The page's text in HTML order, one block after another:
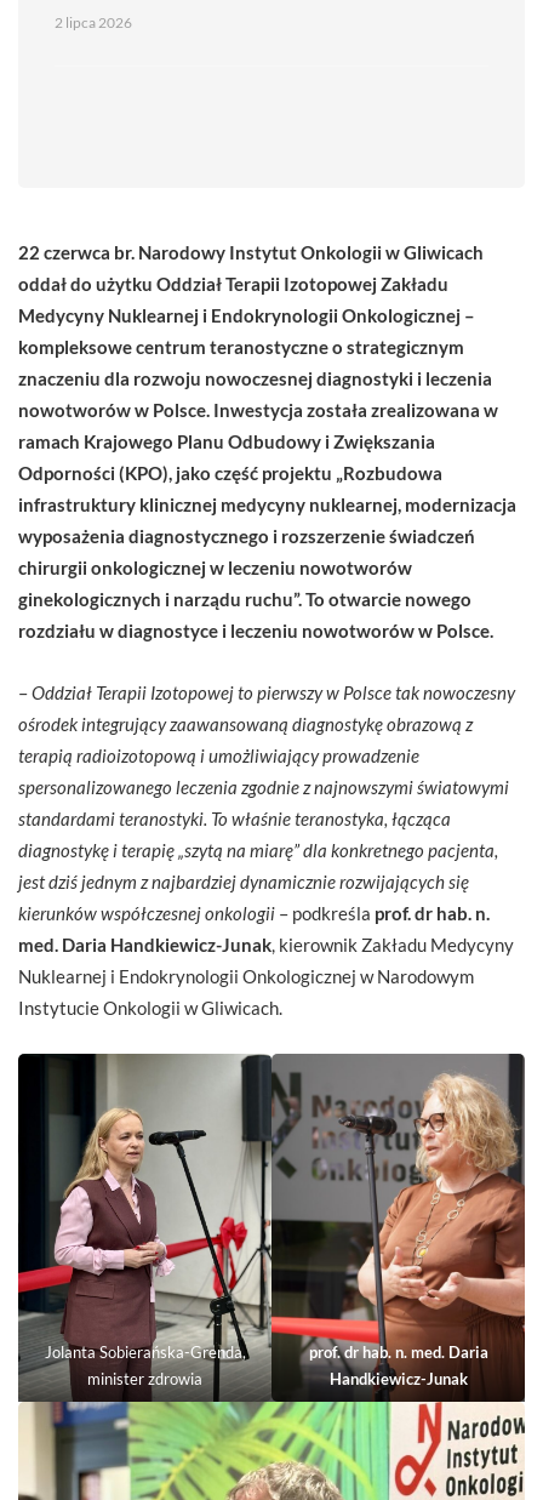
2 lipca 2026
22 czerwca br. Narodowy Instytut Onkologii w Gliwicach
oddał do użytku Oddział Terapii Izotopowej Zakładu
Medycyny Nuklearnej i Endokrynologii Onkologicznej –
kompleksowe centrum teranostyczne o strategicznym
znaczeniu dla rozwoju nowoczesnej diagnostyki i leczenia
nowotworów w Polsce. Inwestycja została zrealizowana w
ramach Krajowego Planu Odbudowy i Zwiększania
Odporności (KPO), jako część projektu „Rozbudowa
infrastruktury klinicznej medycyny nuklearnej, modernizacja
wyposażenia diagnostycznego i rozszerzenie świadczeń
chirurgii onkologicznej w leczeniu nowotworów
ginekologicznych i narządu ruchu”. To otwarcie nowego
rozdziału w diagnostyce i leczeniu nowotworów w Polsce.
–Oddział Terapii Izotopowej to pierwszy w Polsce tak nowoczesny
ośrodek integrujący zaawansowaną diagnostykę obrazową z
terapią radioizotopową i umożliwiający prowadzenie
spersonalizowanego leczenia zgodnie z najnowszymi światowymi
standardami teranostyki. To właśnie teranostyka, łącząca
diagnostykę i terapię „szytą na miarę” dla konkretnego pacjenta,
jest dziś jednym z najbardziej dynamicznie rozwijających się
kierunków współczesnej onkologii – podkreśla prof. dr hab. n.
med. Daria Handkiewicz-Junak , kierownik Zakładu Medycyny
Nuklearnej i Endokrynologii Onkologicznej w Narodowym
Instytucie Onkologii w Gliwicach.
Jolanta Sobierańska-Grenda,
minister zdrowia
prof. dr hab. n. med. Daria
Handkiewicz-Junak